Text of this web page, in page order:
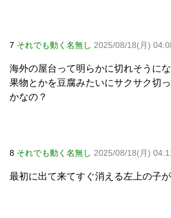
7 それでも動く名無し 2025/08/18(月)
海外の屋台って明らかに切れそうに
果物とかを豆腐みたいにサクサク切
かなの？
8 それでも動く名無し 2025/08/18(月)
最初に出て来てすぐ消える左上の子